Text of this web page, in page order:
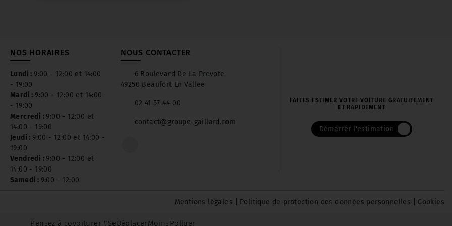
17 pouces
40 €
18 et 19 pouces
30 €
60 €
100 €
La marque Kumho Tire :
Fondée en 1960 en Corée du Sud, Kumho
Tire est aujourd'hui une marque
pneumatiques hautes performances à prix
raisonnables.
marché exigeant, Kumho Tire ne cesse
pneumatiques, ce qui lui a permis de
NOS HORAIRES
Lundi : 9:00 - 12:00 et 14:00
- 19:00
Mardi : 9:00 - 12:00 et 14:00
- 19:00
Mercredi : 9:00 - 12:00 et
14:00 - 19:00
Jeudi : 9:00 - 12:00 et 14:00 -
19:00
Vendredi : 9:00 - 12:00 et
14:00 - 19:00
Samedi : 9:00 - 12:00
NOUS CONTACTER
6 Boulevard De La Prevote
49250 Beaufort En Vallee
02 41 57 44 00
contact@groupe-gaillard.com
FAITES ESTIMER VOTRE VOITURE GRATUITEMENT
ET RAPIDEMENT
Démarrer l'estimation
Mentions légales Politique de protection des données personnelles Cookies
Pensez à covoiturer #SeDéplacerMoinsPolluer